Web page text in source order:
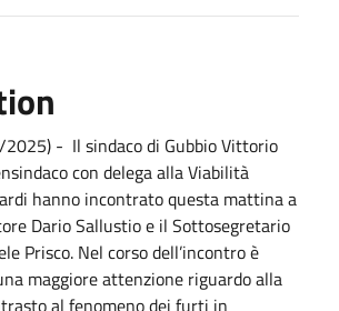
2025) - Il sindaco di Gubbio Vittorio
con delega alla Viabilità
hanno incontrato questa mattina a
Dario Sallustio e il Sottosegretario
Prisco. Nel corso dell’incontro è
maggiore attenzione riguardo alla
al fenomeno dei furti in